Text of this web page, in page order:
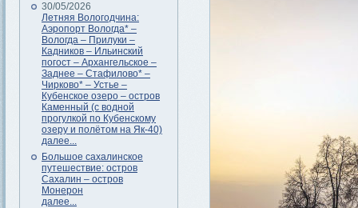
30/05/2026
Летняя Вологодчина:
Аэропорт Вологда* –
Вологда – Прилуки –
Кадников – Ильинский
погост – Архангельское –
Заднее – Стафилово* –
Чирково* – Устье –
Кубенское озеро – остров
Каменный (с водной
прогулкой по Кубенскому
озеру и полётом на Як-40)
далее...
Большое сахалинское
путешествие: остров
Сахалин – остров
Монерон
далее...